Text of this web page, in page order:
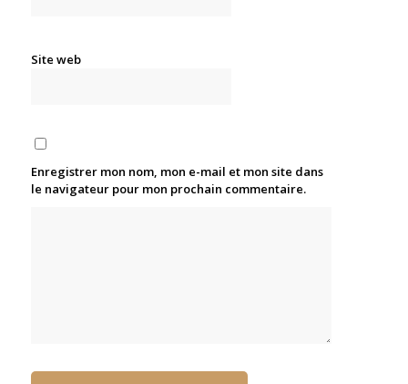
Site web
Enregistrer mon nom, mon e-mail et mon site dans
le navigateur pour mon prochain commentaire.